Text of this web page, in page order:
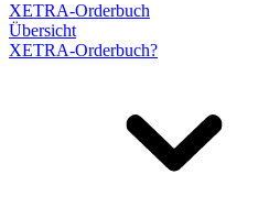
XETRA-Orderbuch
Übersicht
XETRA-Orderbuch?